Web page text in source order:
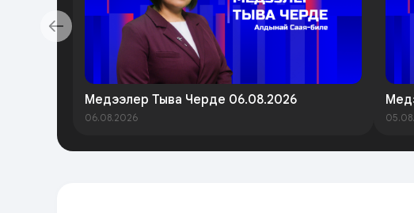
Медээлер Тыва Черде 06.08.2026
06.08.2026